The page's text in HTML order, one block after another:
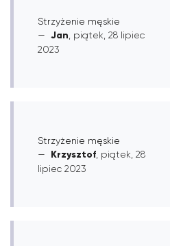
Strzyżenie męskie
Jan , piątek, 28 lipiec
2023
Strzyżenie męskie
Krzysztof , piątek, 28
lipiec 2023